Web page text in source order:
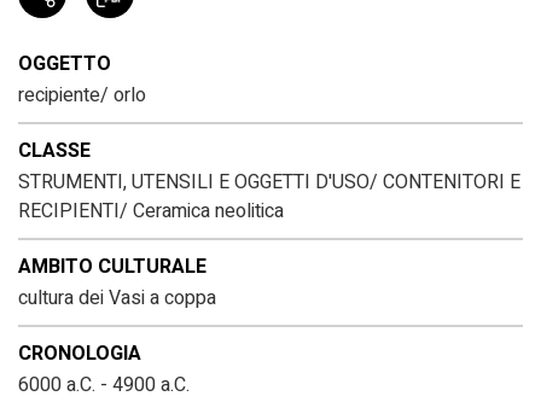
OGGETTO
recipiente/ orlo
CLASSE
STRUMENTI, UTENSILI E OGGETTI D'USO/ CONTENITORI E
RECIPIENTI/ Ceramica neolitica
AMBITO CULTURALE
cultura dei Vasi a coppa
CRONOLOGIA
6000 a.C. - 4900 a.C.